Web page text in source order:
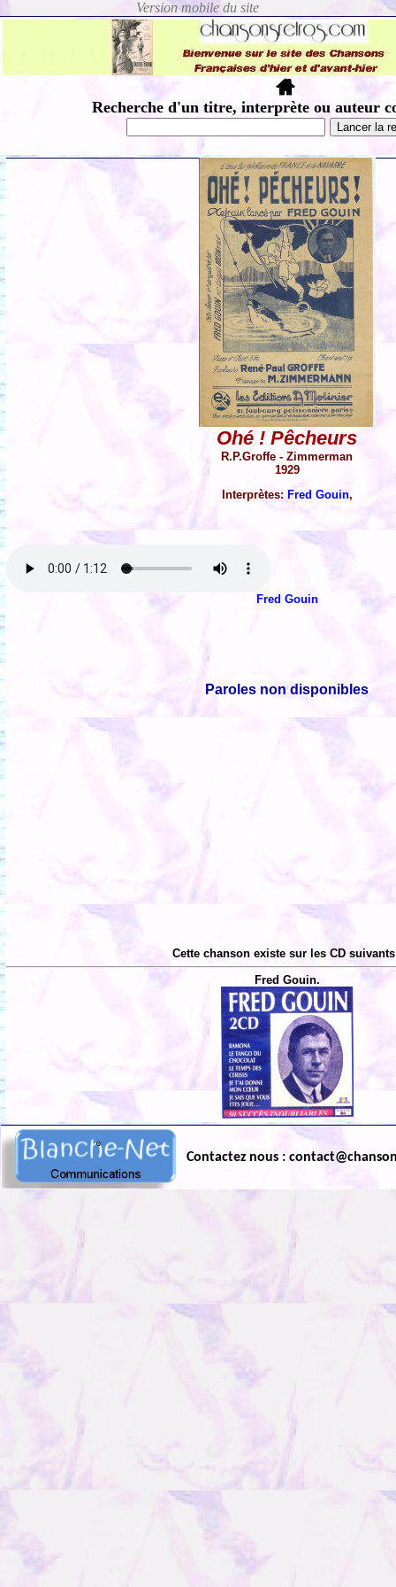
Recherche d'un titre, interprète ou auteur
Ohé ! Pêcheurs
R.P.Groffe - Zimmerman
1929
Interprètes: Fred Gouin,
Fred Gouin
Paroles non disponibles
Cette chanson existe sur les CD
Fred Gouin.
Contactez nous :